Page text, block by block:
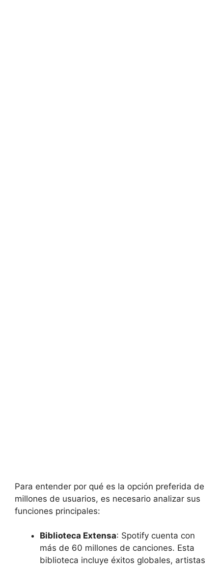
Para entender por qué es la opción preferida de
millones de usuarios, es necesario analizar sus
funciones principales:
Biblioteca Extensa: Spotify cuenta con
más de 60 millones de canciones. Esta
biblioteca incluye éxitos globales, artistas